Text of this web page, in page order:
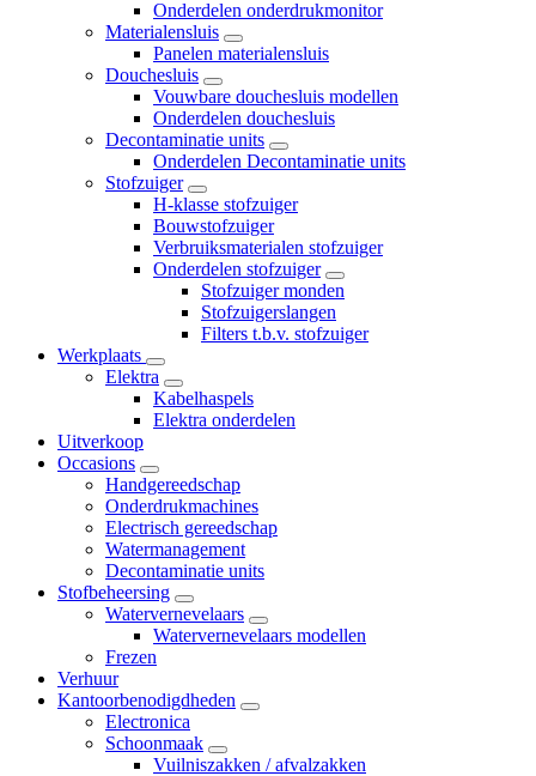
Onderdelen onderdrukmonitor
Materialensluis
Panelen materialensluis
Douchesluis
Vouwbare douchesluis modellen
Onderdelen douchesluis
Decontaminatie units
Onderdelen Decontaminatie units
Stofzuiger
H-klasse stofzuiger
Bouwstofzuiger
Verbruiksmaterialen stofzuiger
Onderdelen stofzuiger
Stofzuiger monden
Stofzuigerslangen
Filters t.b.v. stofzuiger
Werkplaats
Elektra
Kabelhaspels
Elektra onderdelen
Uitverkoop
Occasions
Handgereedschap
Onderdrukmachines
Electrisch gereedschap
Watermanagement
Decontaminatie units
Stofbeheersing
Watervernevelaars
Watervernevelaars modellen
Frezen
Verhuur
Kantoorbenodigdheden
Electronica
Schoonmaak
Vuilniszakken / afvalzakken